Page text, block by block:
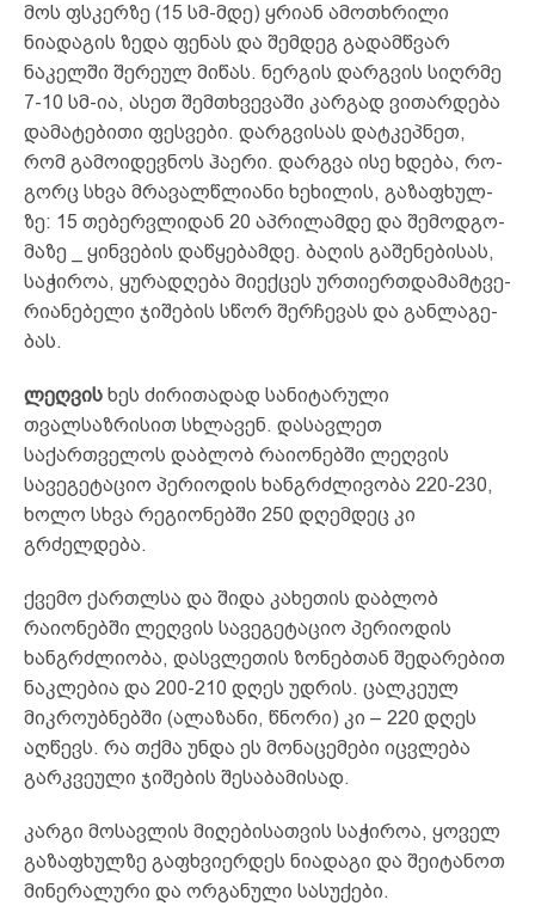
მოს ფსკერზე (15 სმ-მდე) ყრიან ამოთხრილი
ნიადაგის ზედა ფენას და შემდეგ გადამწვარ
ნაკელში შერეულ მიწას. ნერგის დარგვის სიღრმე
7-10 სმ-ია, ასეთ შემთ­ხვევაში კარგად ვითარდება
დამატებითი ფესვები. დარ­გ­ვისას დატკეპნეთ,
რომ გამოიდევნოს ჰაერი. დარ­გვა ისე ხდე­ბა, რო­
გორც სხვა მრა­ვალ­წლი­ა­ნი ხე­ხი­ლის, გა­ზაფ­ხულ­­
ზე: 15 თე­ბერ­ვლი­დან 20 აპ­რი­ლამ­დე და შე­მოდ­გო­
მა­ზე _ ყინ­ვე­ბის დაწ­ყე­ბამ­დე. ბა­ღის გა­შე­ნე­ბი­სას,
სა­ჭი­როა, ყუ­­რად­ღე­ბა მი­ექ­ცეს ურ­თი­ერ­თდა­მამ­ტვე­
რი­ან­ებ­ე­ლი ჯი­შე­ბის სწორ შერ­­ჩე­ვას და გან­ლა­გე­
ბას.
ლეღვის ხეს ძირითადად სანიტარული
თვალსაზრისით სხლავენ. დასავლეთ
საქართველოს დაბლობ რაიონებში ლეღ­ვის
სავეგეტაციო პერიოდის ხანგრძლივობა 220-230,
ხოლო სხვა რეგიონებში 250 დღემდეც კი
გრძელდება.
ქვემო ქართლსა და შიდა კახეთის დაბლობ
რაიონებში ლეღვის სავეგეტაციო პერიოდის
ხანგრძლიობა, დასვლეთის ზონებთან შედარებით
ნაკლებია და 200-210 დღეს უდრის. ცალკეულ
მიკროუბნებში (ალაზანი, წნორი) კი – 220 დღეს
აღწევს. რა თქმა უნდა ეს მონაცემები იცვლება
გარკვეული ჯიშების შესა­ბამისად.
კარგი მოსავლის მიღებისათვის საჭიროა, ყოველ
გაზაფ­ხულზე გაფხვიერდეს ნიადაგი და შეიტანოთ
მინერალური და ორგანული სასუქები.